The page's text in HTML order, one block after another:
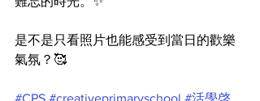
是不是只看照片也能感受到當日的歡樂
氣氛？🥰
#CPS #creativeprimaryschool #活學啓